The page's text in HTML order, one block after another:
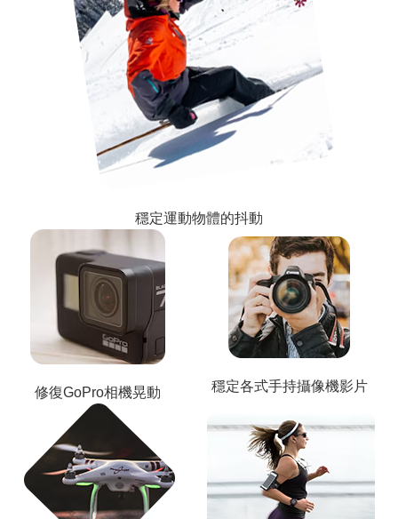
穩定運動物體的抖動
修復GoPro相機晃動 穩定各式手持攝像機影片